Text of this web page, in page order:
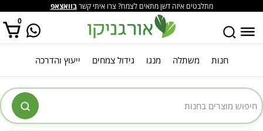
מתלבטים איזה דשן מתאים לצמח? צרו איתי קשרבוואצאפ
0
אין מוצרים בסל הקניות. חנות משתלה מנגו גידול צמחים ייעוץ והדרכה